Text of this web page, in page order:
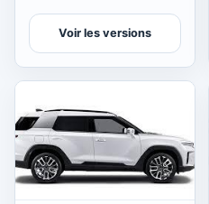
Voir les versions